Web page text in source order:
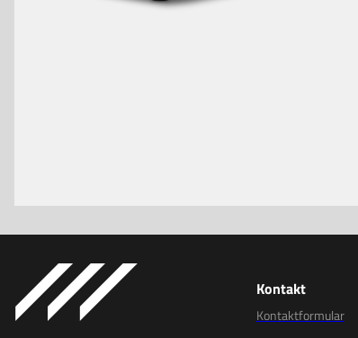
Kontakt
Kontaktformular